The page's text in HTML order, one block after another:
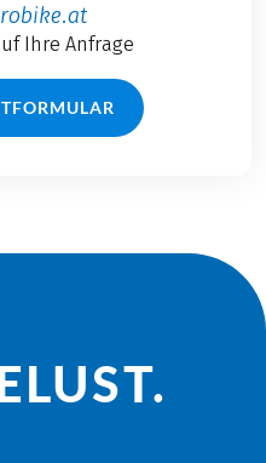
Ihre Anfrage